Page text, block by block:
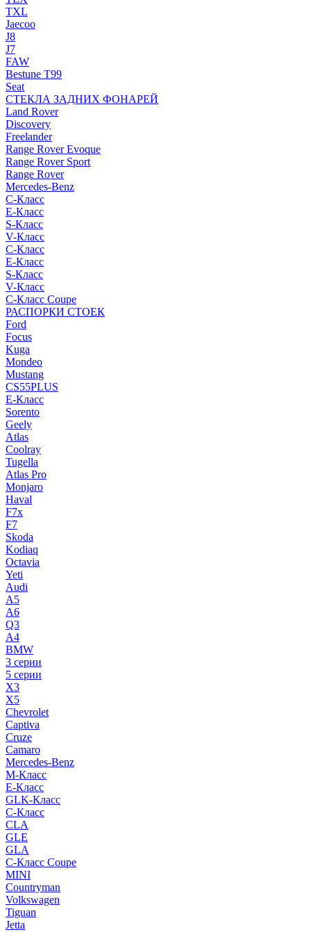
TXL
Jaecoo
J8
J7
FAW
Bestune T99
Seat
СТЕКЛА ЗАДНИХ ФОНАРЕЙ
Land Rover
Discovery
Freelander
Range Rover Evoque
Range Rover Sport
Range Rover
Mercedes-Benz
C-Класс
E-Класс
S-Класс
V-Класс
C-Класс
E-Класс
S-Класс
V-Класс
C-Класс Coupe
РАСПОРКИ СТОЕК
Ford
Focus
Kuga
Mondeo
Mustang
CS55PLUS
E-Класс
Sorento
Geely
Atlas
Coolray
Tugella
Atlas Pro
Monjaro
Haval
F7x
F7
Skoda
Kodiaq
Octavia
Yeti
Audi
A5
A6
Q3
A4
BMW
3 серии
5 серии
X3
X5
Chevrolet
Captiva
Cruze
Camaro
Mercedes-Benz
M-Класс
E-Класс
GLK-Класс
C-Класс
CLA
GLE
GLA
C-Класс Coupe
MINI
Countryman
Volkswagen
Tiguan
Jetta